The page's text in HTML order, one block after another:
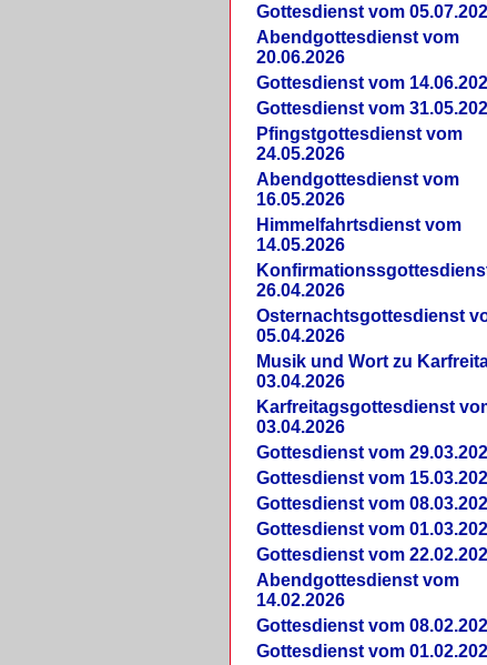
Gottesdienst vom
Abendgottesdienst vom
20.06.2026
Gottesdienst vom
Gottesdienst vom
Pfingstgottesdienst vom
24.05.2026
Abendgottesdienst vom
16.05.2026
Himmelfahrtsdienst vom
14.05.2026
26.04.2026
Osternachtsgottesdienst
05.04.2026
Musik und Wort zu
03.04.2026
Karfreitagsgottesdienst
03.04.2026
Gottesdienst vom
Gottesdienst vom
Gottesdienst vom
Gottesdienst vom
Gottesdienst vom
Abendgottesdienst vom
14.02.2026
Gottesdienst vom
Gottesdienst vom